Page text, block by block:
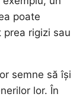
poate
rigizi sau
semne să își
lor. În